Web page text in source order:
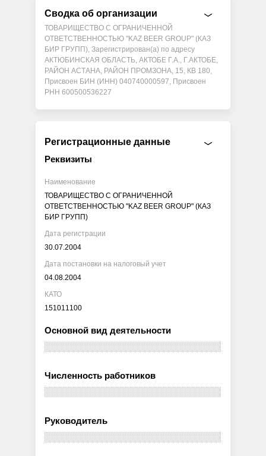
Сводка об организации
ТОВАРИЩЕСТВО С ОГРАНИЧЕННОЙ
ОТВЕТСТВЕННОСТЬЮ "KAZ BEER GROUP" (КАЗ
БИР ГРУПП), Зарегистрирован(а) по адресу
АКТЮБИНСКАЯ ОБЛАСТЬ, АКТОБЕ Г.А., Г.АКТОБЕ,
РАЙОН АСТАНА, РАЙОН ПРОМЗОНА, 15, КВ 180,
Присвоен БИН (ИНН) 040740000597, Присвоен
РНН 600500536227
Регистрационные данные
Реквизиты
Наименование
ТОВАРИЩЕСТВО С ОГРАНИЧЕННОЙ
ОТВЕТСТВЕННОСТЬЮ "KAZ BEER GROUP" (КАЗ
БИР ГРУПП)
Дата регистрации
30.07.2004
Дата постановки на налоговый учет
04.08.2004
КАТО
151011100
Основной вид деятельности
Численность работников
Руководитель